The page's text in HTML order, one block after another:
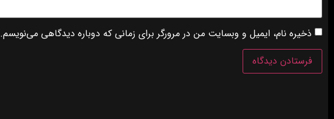
ذخیره نام، ایمیل و وبسایت من در مرورگر برای زمانی که دوباره دیدگاهی می‌نویسم.